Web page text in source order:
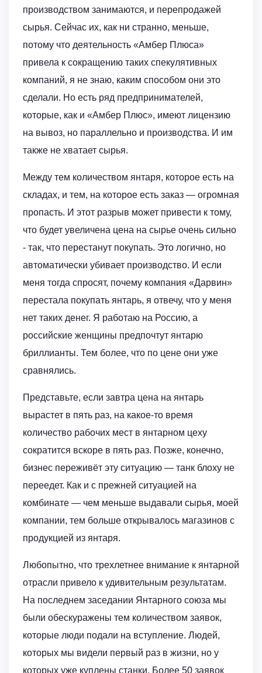
производством занимаются, и перепродажей
сырья. Сейчас их, как ни странно, меньше,
потому что деятельность «Амбер Плюса»
привела к сокращению таких спекулятивных
компаний, я не знаю, каким способом они это
сделали. Но есть ряд предпринимателей,
которые, как и «Амбер Плюс», имеют лицензию
на вывоз, но параллельно и производства. И им
также не хватает сырья.
Между тем количеством янтаря, которое есть на
складах, и тем, на которое есть заказ — огромная
пропасть. И этот разрыв может привести к тому,
что будет увеличена цена на сырье очень сильно
- так, что перестанут покупать. Это логично, но
автоматически убивает производство. И если
меня тогда спросят, почему компания «Дарвин»
перестала покупать янтарь, я отвечу, что у меня
нет таких денег. Я работаю на Россию, а
российские женщины предпочтут янтарю
бриллианты. Тем более, что по цене они уже
сравнялись.
Представьте, если завтра цена на янтарь
вырастет в пять раз, на какое-то время
количество рабочих мест в янтарном цеху
сократится вскоре в пять раз. Позже, конечно,
бизнес переживёт эту ситуацию — танк блоху не
переедет. Как и с прежней ситуацией на
комбинате — чем меньше выдавали сырья, моей
компании, тем больше открывалось магазинов с
продукцией из янтаря.
Любопытно, что трехлетнее внимание к янтарной
отрасли привело к удивительным результатам.
На последнем заседании Янтарного союза мы
были обескуражены тем количеством заявок,
которые люди подали на вступление. Людей,
которых мы видели первый раз в жизни, но у
которых уже куплены станки. Более 50 заявок